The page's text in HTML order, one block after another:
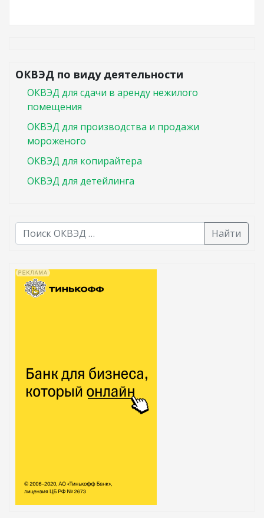
ОКВЭД по виду деятельности
ОКВЭД для сдачи в аренду нежилого
помещения
ОКВЭД для производства и продажи
мороженого
ОКВЭД для копирайтера
ОКВЭД для детейлинга
Найти
В списке найденных результатов используйте